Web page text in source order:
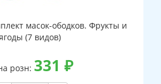
масок-ободков. Фрукты и
(7 видов)
розн: 331 ₽